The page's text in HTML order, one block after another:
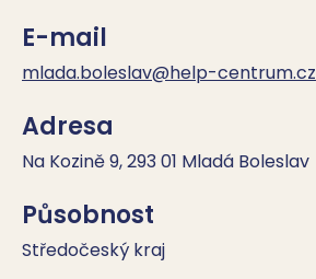
E-mail
mlada.boleslav@help-centrum.cz
Adresa
Na Kozině 9, 293 01 Mladá Boleslav
Působnost
Středočeský kraj